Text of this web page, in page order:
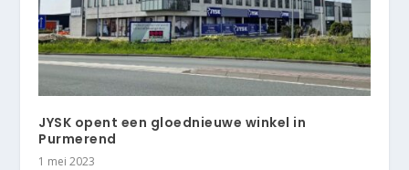
JYSK opent een gloednieuwe winkel in
Purmerend
1 mei 2023